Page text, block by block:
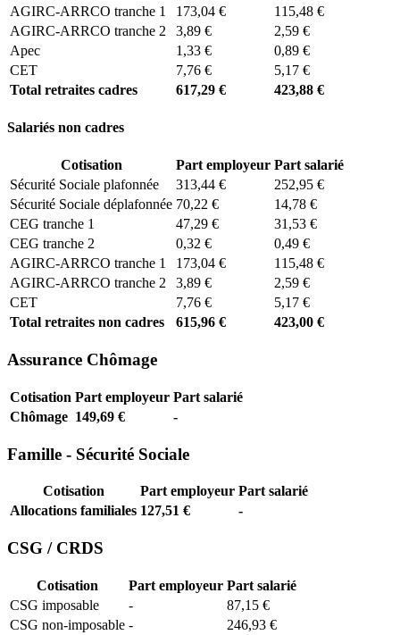
AGIRC-ARRCO tranche 1
173,04 €
115,48 €
AGIRC-ARRCO tranche 2
3,89 €
2,59 €
Apec
1,33 €
0,89 €
CET
7,76 €
5,17 €
Total retraites cadres
617,29 € 423,88 €
Salariés non cadres
Cotisation Part employeur Part salarié
Sécurité Sociale plafonnée
313,44 €
252,95 €
Sécurité Sociale déplafonnée 70,22 €
14,78 €
CEG tranche 1
47,29 €
31,53 €
CEG tranche 2
0,32 €
0,49 €
AGIRC-ARRCO tranche 1
173,04 €
115,48 €
AGIRC-ARRCO tranche 2
3,89 €
2,59 €
CET
7,76 €
5,17 €
Total retraites non cadres
615,96 € 423,00 €
Assurance Chômage
Cotisation Part employeur Part salarié
Chômage 149,69 € -
Famille - Sécurité Sociale
Cotisation Part employeur Part salarié
Allocations familiales 127,51 € -
CSG / CRDS
Cotisation Part employeur Part salarié
CSG imposable
-
87,15 €
CSG non-imposable -
246,93 €